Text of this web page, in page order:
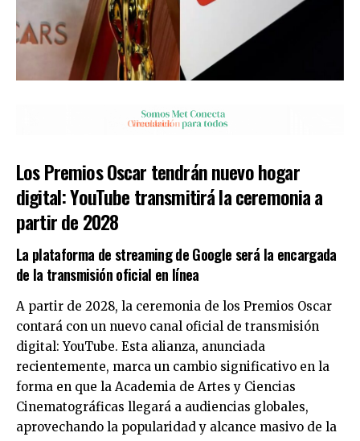
Los Premios Oscar tendrán nuevo hogar
digital: YouTube transmitirá la ceremonia a
partir de 2028
La plataforma de streaming de Google será la encargada
de la transmisión oficial en línea
A partir de 2028, la ceremonia de los Premios Oscar
contará con un nuevo canal oficial de transmisión
digital: YouTube. Esta alianza, anunciada
recientemente, marca un cambio significativo en la
forma en que la Academia de Artes y Ciencias
Cinematográficas llegará a audiencias globales,
aprovechando la popularidad y alcance masivo de la